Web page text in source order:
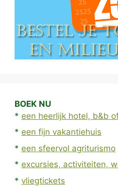
BOEK NU
* een heerlijk hotel, b&b
* een fijn vakantiehuis
* een sfeervol agriturismo
* excursies, activiteiten,
* vliegtickets